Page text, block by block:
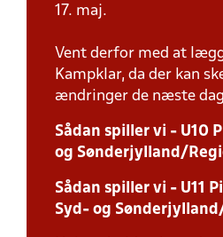
17. maj.
Vent derfor med at
Kampklar, da der kan
ændringer de næste
Sådan spiller vi - U10
og Sønderjylland/
Sådan spiller vi - U11
Syd- og